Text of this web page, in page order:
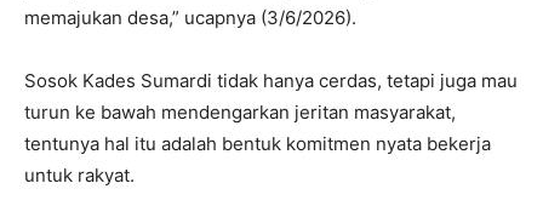
memajukan desa,” ucapnya (3/6/2026).
Sosok Kades Sumardi tidak hanya cerdas, tetapi juga mau
turun ke bawah mendengarkan jeritan masyarakat,
tentunya hal itu adalah bentuk komitmen nyata bekerja
untuk rakyat.